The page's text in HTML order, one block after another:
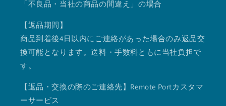
「不良品・当社の商品の間違え」の場合
【返品期間】
商品到着後4日以内にご連絡があった場合のみ返品交
換可能となります。送料・手数料ともに当社負担で
す。
【返品・交換の際のご連絡先】Remote Portカスタマ
ーサービス